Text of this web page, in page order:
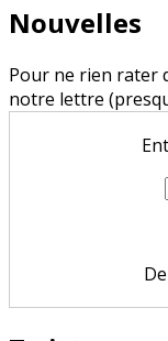
Nouvelles
Pour ne rien rater
notre lettre